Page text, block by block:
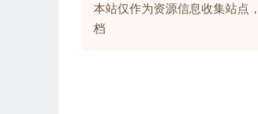
本站仅作为资源信息收集站点
档